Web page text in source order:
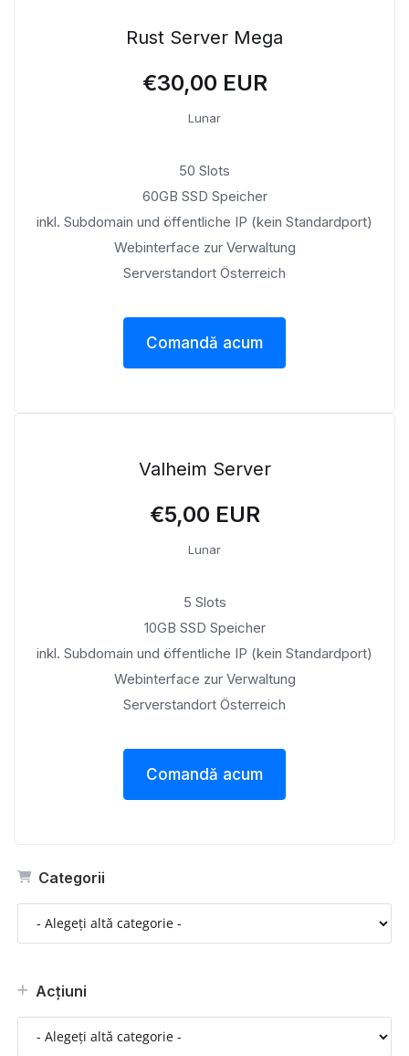
Categorii
Acțiuni
Rust Server Mega
€30,00 EUR
Lunar
50 Slots
60GB SSD Speicher
inkl. Subdomain und öffentliche IP (kein Standardport)
Webinterface zur Verwaltung
Serverstandort Österreich
Comandă acum
Valheim Server
€5,00 EUR
Lunar
5 Slots
10GB SSD Speicher
inkl. Subdomain und öffentliche IP (kein Standardport)
Webinterface zur Verwaltung
Serverstandort Österreich
Comandă acum